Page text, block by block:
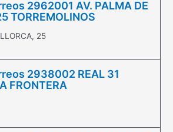
2962001 AV. PALMA DE
TORREMOLINOS
25
2938002 REAL 31
FRONTERA